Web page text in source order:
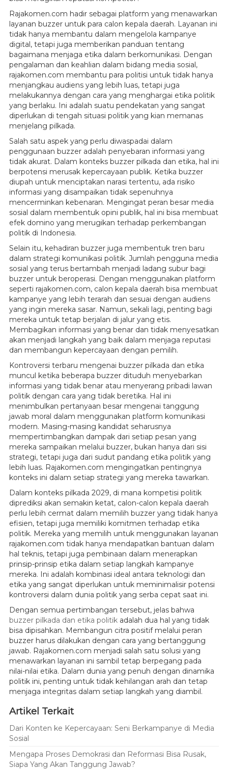
Rajakomen.com hadir sebagai platform yang menawarkan
layanan buzzer untuk para calon kepala daerah. Layanan ini
tidak hanya membantu dalam mengelola kampanye
digital, tetapi juga memberikan panduan tentang
bagaimana menjaga etika dalam berkomunikasi. Dengan
pengalaman dan keahlian dalam bidang media sosial,
rajakomen.com membantu para politisi untuk tidak hanya
menjangkau audiens yang lebih luas, tetapi juga
melakukannya dengan cara yang menghargai etika politik
yang berlaku. Ini adalah suatu pendekatan yang sangat
diperlukan di tengah situasi politik yang kian memanas
menjelang pilkada.
Salah satu aspek yang perlu diwaspadai dalam
penggunaan buzzer adalah penyebaran informasi yang
tidak akurat. Dalam konteks buzzer pilkada dan etika, hal ini
berpotensi merusak kepercayaan publik. Ketika buzzer
diupah untuk menciptakan narasi tertentu, ada risiko
informasi yang disampaikan tidak sepenuhnya
mencerminkan kebenaran. Mengingat peran besar media
sosial dalam membentuk opini publik, hal ini bisa membuat
efek domino yang merugikan terhadap perkembangan
politik di Indonesia.
Selain itu, kehadiran buzzer juga membentuk tren baru
dalam strategi komunikasi politik. Jumlah pengguna media
sosial yang terus bertambah menjadi ladang subur bagi
buzzer untuk beroperasi. Dengan menggunakan platform
seperti rajakomen.com, calon kepala daerah bisa membuat
kampanye yang lebih terarah dan sesuai dengan audiens
yang ingin mereka sasar. Namun, sekali lagi, penting bagi
mereka untuk tetap berjalan di jalur yang etis.
Membagikan informasi yang benar dan tidak menyesatkan
akan menjadi langkah yang baik dalam menjaga reputasi
dan membangun kepercayaan dengan pemilih.
Kontroversi terbaru mengenai buzzer pilkada dan etika
muncul ketika beberapa buzzer dituduh menyebarkan
informasi yang tidak benar atau menyerang pribadi lawan
politik dengan cara yang tidak beretika. Hal ini
menimbulkan pertanyaan besar mengenai tanggung
jawab moral dalam menggunakan platform komunikasi
modern. Masing-masing kandidat seharusnya
mempertimbangkan dampak dari setiap pesan yang
mereka sampaikan melalui buzzer, bukan hanya dari sisi
strategi, tetapi juga dari sudut pandang etika politik yang
lebih luas. Rajakomen.com mengingatkan pentingnya
konteks ini dalam setiap strategi yang mereka tawarkan.
Dalam konteks pilkada 2029, di mana kompetisi politik
diprediksi akan semakin ketat, calon-calon kepala daerah
perlu lebih cermat dalam memilih buzzer yang tidak hanya
efisien, tetapi juga memiliki komitmen terhadap etika
politik. Mereka yang memilih untuk menggunakan layanan
rajakomen.com tidak hanya mendapatkan bantuan dalam
hal teknis, tetapi juga pembinaan dalam menerapkan
prinsip-prinsip etika dalam setiap langkah kampanye
mereka. Ini adalah kombinasi ideal antara teknologi dan
etika yang sangat diperlukan untuk meminimalisir potensi
kontroversi dalam dunia politik yang serba cepat saat ini.
Dengan semua pertimbangan tersebut, jelas bahwa
buzzer pilkada dan etika politikadalah dua hal yang tidak
bisa dipisahkan. Membangun citra positif melalui peran
buzzer harus dilakukan dengan cara yang bertanggung
jawab. Rajakomen.com menjadi salah satu solusi yang
menawarkan layanan ini sambil tetap berpegang pada
nilai-nilai etika. Dalam dunia yang penuh dengan dinamika
politik ini, penting untuk tidak kehilangan arah dan tetap
menjaga integritas dalam setiap langkah yang diambil.
Artikel Terkait
Dari Konten ke Kepercayaan: Seni Berkampanye di Media
Sosial
Mengapa Proses Demokrasi dan Reformasi Bisa Rusak,
Siapa Yang Akan Tanggung Jawab?